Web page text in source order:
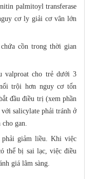
palmitoyl transferase
cơ ly giải cơ vân lớn
cồn trong thời gian
valproat cho trẻ dưới 3
trội hơn nguy cơ tổn
đầu điều trị (xem phần
salicylate phải tránh ở
gan.
giảm liều. Khi việc
thể bị sai lạc, việc điều
giá lâm sàng.